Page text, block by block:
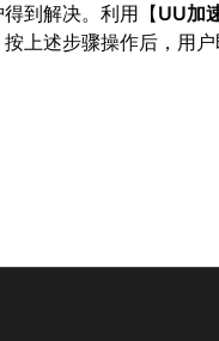
到解决。利用【UU加
上述步骤操作后，用